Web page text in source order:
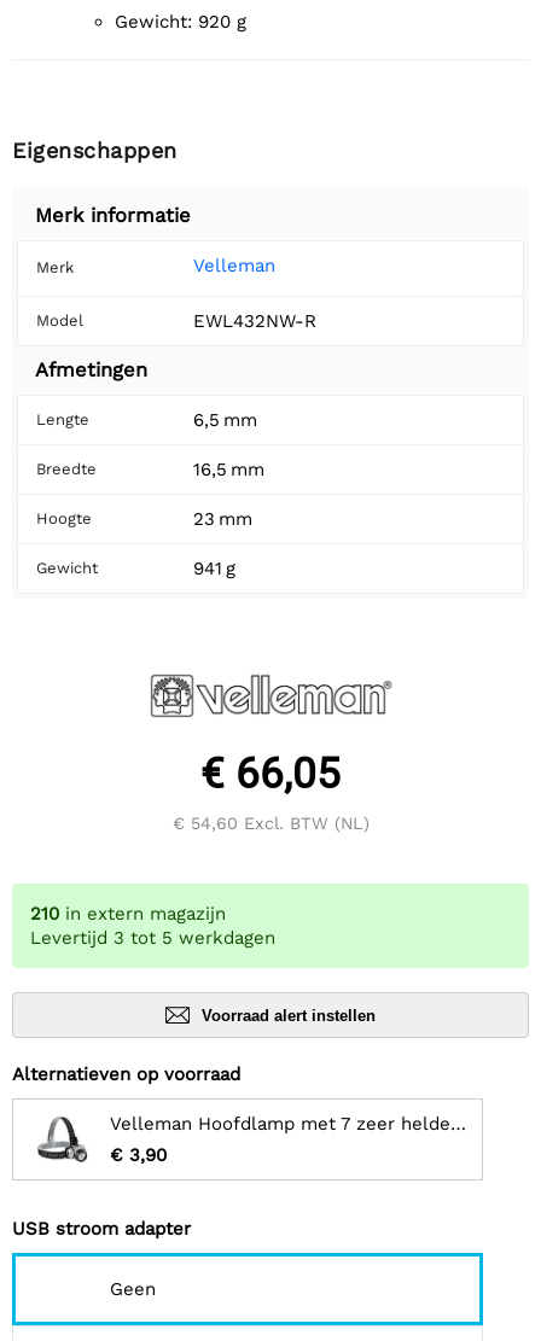
gewicht: 920 g
Eigenschappen
Merk informatie
Merk Velleman
Model EWL432NW-R
Afmetingen
Lengte 6,5 mm
Breedte 16,5 mm
Hoogte 23 mm
Gewicht 941 g
€ 66,05
€ 54,60 Excl. BTW (NL)
210 in extern magazijn
Levertijd 3 tot 5 werkdagen
Voorraad alert instellen
Alternatieven op voorraad
Velleman Hoofdlamp met 7 zeer heldere witte leds
€ 3,90
USB stroom adapter
Geen